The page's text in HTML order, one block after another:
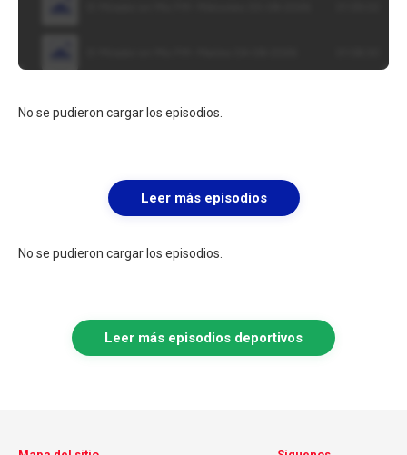
No se pudieron cargar los episodios.
Leer más episodios
No se pudieron cargar los episodios.
Leer más episodios deportivos